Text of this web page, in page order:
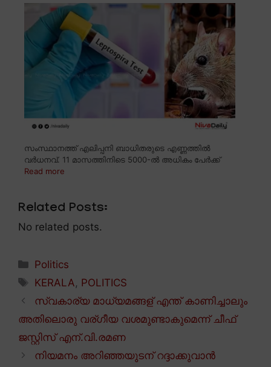
സംസ്ഥാനത്ത് എലിപ്പനി ബാധിതരുടെ എണ്ണത്തിൽ
വർധനവ്. 11 മാസത്തിനിടെ 5000-ൽ അധികം പേർക്ക്
Read more
Related Posts:
No related posts.
Categories
Politics
Tags
KERALA, POLITICS
സ്വകാര്യ മാധ്യമങ്ങള് എന്ത് കാണിച്ചാലും
അതിലൊരു വര്ഗീയ വശമുണ്ടാകുമെന്ന് ചീഫ്
ജസ്റ്റിസ് എന്.വി.രമണ
നിയമനം അറിഞ്ഞയുടന് റദ്ദാക്കുവാൻ